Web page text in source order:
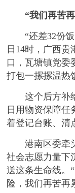
“我们再苦
“还差32份饭
日14时，广西
口，瓦塘镇党委
打包一摞摞温热
这个后方补给
日用物资保障任
着登记台账、清
港南区委牵头
社会志愿力量下
送这条生命线。
险，我们再苦再